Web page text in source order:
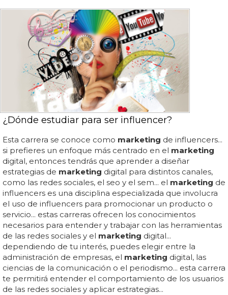
¿Dónde estudiar para ser influencer?
Esta carrera se conoce como marketing de influencers...
si prefieres un enfoque más centrado en el marketing
digital, entonces tendrás que aprender a diseñar
estrategias de marketing digital para distintos canales,
como las redes sociales, el seo y el sem... el marketing de
influencers es una disciplina especializada que involucra
el uso de influencers para promocionar un producto o
servicio... estas carreras ofrecen los conocimientos
necesarios para entender y trabajar con las herramientas
de las redes sociales y el marketing digital...
dependiendo de tu interés, puedes elegir entre la
administración de empresas, el marketing digital, las
ciencias de la comunicación o el periodismo... esta carrera
te permitirá entender el comportamiento de los usuarios
de las redes sociales y aplicar estrategias...